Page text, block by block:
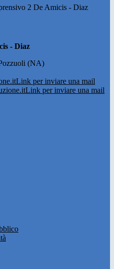
2 De Amicis - Diaz
- Diaz
(NA)
Link per inviare una mail
Link per inviare una mail